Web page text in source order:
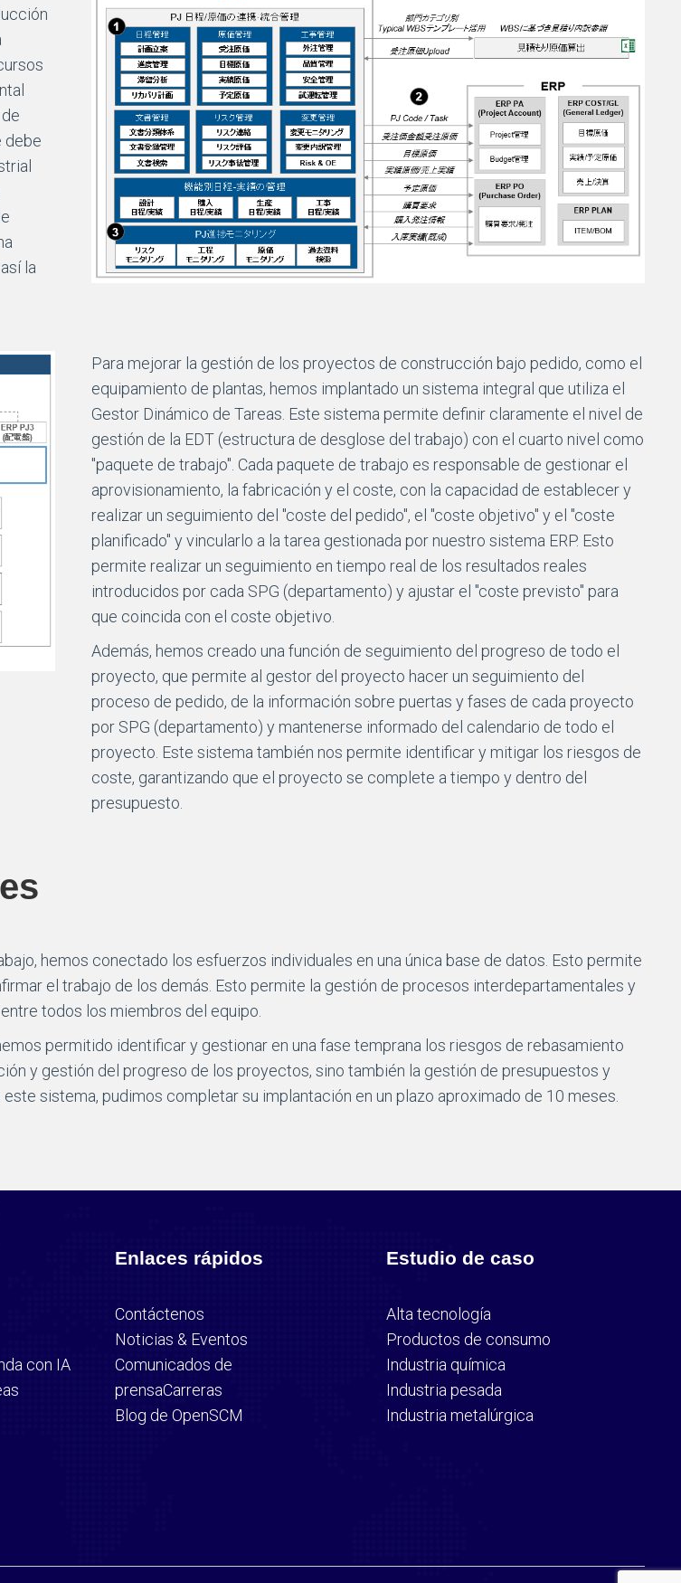
debe
la
Para mejorar la gestión de los proyectos de construcción bajo pedido, como el
equipamiento de plantas, hemos implantado un sistema integral que utiliza el
Gestor Dinámico de Tareas. Este sistema permite definir claramente el nivel de
gestión de la EDT (estructura de desglose del trabajo) con el cuarto nivel como
"paquete de trabajo". Cada paquete de trabajo es responsable de gestionar el
aprovisionamiento, la fabricación y el coste, con la capacidad de establecer y
realizar un seguimiento del "coste del pedido", el "coste objetivo" y el "coste
planificado" y vincularlo a la tarea gestionada por nuestro sistema ERP. Esto
permite realizar un seguimiento en tiempo real de los resultados reales
introducidos por cada SPG (departamento) y ajustar el "coste previsto" para
que coincida con el coste objetivo.
Además, hemos creado una función de seguimiento del progreso de todo el
proyecto, que permite al gestor del proyecto hacer un seguimiento del
proceso de pedido, de la información sobre puertas y fases de cada proyecto
por SPG (departamento) y mantenerse informado del calendario de todo el
proyecto. Este sistema también nos permite identificar y mitigar los riesgos de
coste, garantizando que el proyecto se complete a tiempo y dentro del
presupuesto.
hemos conectado los esfuerzos individuales en una única base de datos. Esto permite
el trabajo de los demás. Esto permite la gestión de procesos interdepartamentales y
todos los miembros del equipo.
permitido identificar y gestionar en una fase temprana los riesgos de rebasamiento
y gestión del progreso de los proyectos, sino también la gestión de presupuestos y
sistema, pudimos completar su implantación en un plazo aproximado de 10 meses.
con IA
Enlaces rápidos
Contáctenos
Noticias & Eventos
Comunicados de
prensaCarreras
Blog de OpenSCM
Estudio de caso
Alta tecnología
Productos de consumo
Industria química
Industria pesada
Industria metalúrgica